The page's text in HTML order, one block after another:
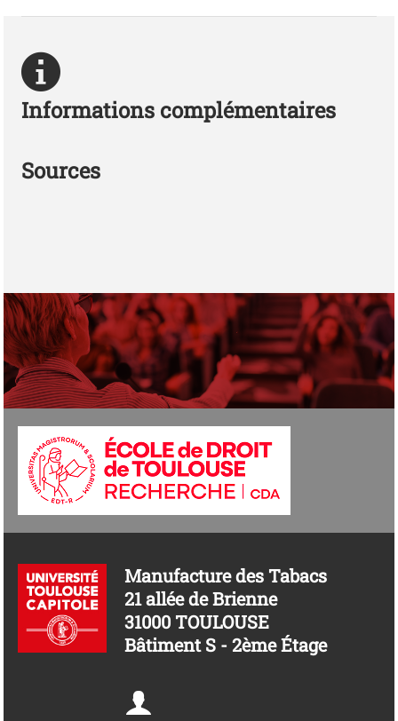
Informations complémentaires
Sources
Manufacture des Tabacs
21 allée de Brienne
31000 TOULOUSE
Bâtiment S - 2ème Étage